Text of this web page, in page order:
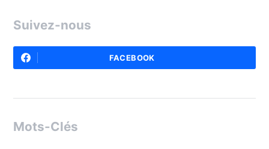
Suivez-nous
FACEBOOK
Mots-Clés